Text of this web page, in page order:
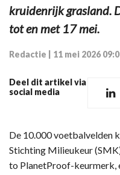
kruidenrijk grasland.
tot en met 17 mei.
Redactie 11 mei 2026
Deel dit artikel via
social media
De 10.000 voetbalvelden
Stichting Milieukeur
to PlanetProof-keurmerk,